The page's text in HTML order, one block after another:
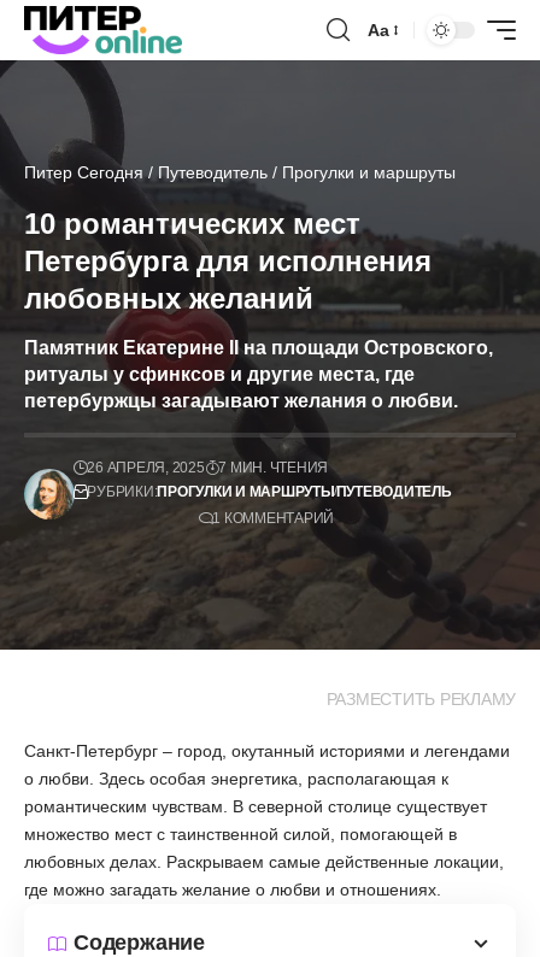
Аа
Питер Сегодня / Путеводитель / Прогулки и маршруты
10 романтических мест
Петербурга для исполнения
любовных желаний
Памятник Екатерине II на площади Островского,
ритуалы у сфинксов и другие места, где
петербуржцы загадывают желания о любви.
26 АПРЕЛЯ, 2025
7 МИН. ЧТЕНИЯ
РУБРИКИ:ПРОГУЛКИ И МАРШРУТЫПУТЕВОДИТЕЛЬ
1 КОММЕНТАРИЙ
РАЗМЕСТИТЬ РЕКЛАМУ
Санкт-Петербург – город, окутанный историями и легендами
о любви. Здесь особая энергетика, располагающая к
романтическим чувствам. В северной столице существует
множество мест с таинственной силой, помогающей в
любовных делах. Раскрываем самые действенные локации,
где можно загадать желание о любви и отношениях.
Содержание